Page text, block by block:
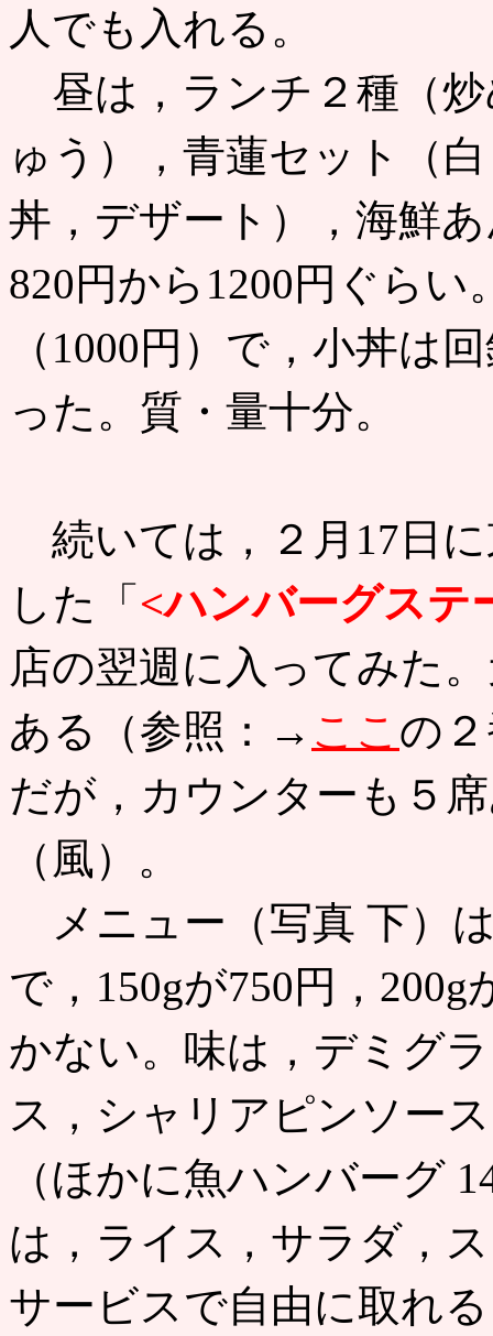
人でも入れる。
昼は，ランチ２種（
ゅう），青蓮セット（
丼，デザート），海鮮
820円から1200円ぐら
（1000円）で，小丼は
った。質・量十分。
続いては，２月17日
した「 <ハンバーグステ
店の翌週に入ってみた
ある（参照：→ ここ の
だが，カウンターも５
（風）。
メニュー（写真 下）
で，150gが750円，
かない。味は，デミグ
ス，シャリアピンソー
（ほかに魚ハンバーグ
は，ライス，サラダ，
サービスで自由に取れ